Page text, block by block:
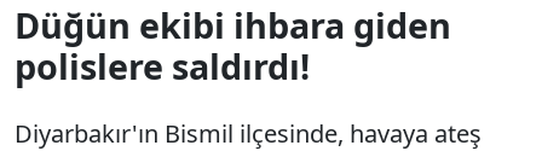
Düğün ekibi ihbara giden
polislere saldırdı!
Diyarbakır'ın Bismil ilçesinde, havaya ateş